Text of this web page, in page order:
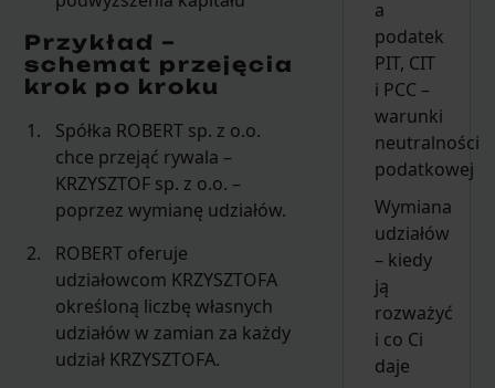
Przykład –
schemat przejęcia
krok po kroku
Spółka ROBERT sp. z o.o.
chce przejąć rywala –
KRZYSZTOF sp. z o.o. –
poprzez wymianę udziałów.
ROBERT oferuje
udziałowcom KRZYSZTOFA
określoną liczbę własnych
udziałów w zamian za każdy
udział KRZYSZTOFA.
a
podatek
PIT, CIT
i PCC –
warunki
neutralności
podatkowej
Wymiana
udziałów
– kiedy
ją
rozważyć
i co Ci
daje